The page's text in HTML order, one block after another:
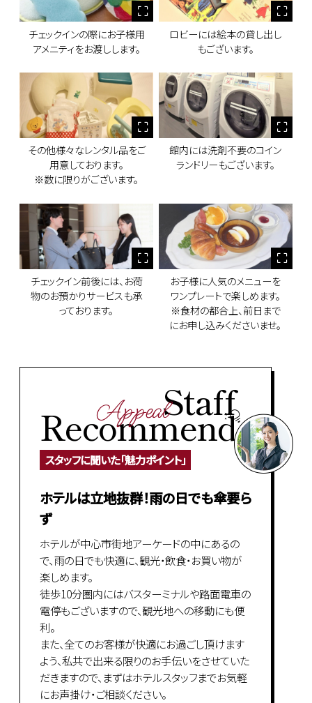
チェックインの際にお子様用
アメニティをお渡しします。
ロビーには絵本の貸し出し
もございます。
その他様々なレンタル品をご
用意しております。
※数に限りがございます。
館内には洗剤不要のコイン
ランドリーもございます。
チェックイン前後には、お荷
物のお預かりサービスも承
っております。
お子様に人気のメニューを
ワンプレートで楽しめます。
※食材の都合上、前日まで
にお申し込みくださいませ。
AppealStaff
Recommend
スタッフに聞いた「魅力ポイント」
ホテルは立地抜群！雨の日でも傘要ら
ず
ホテルが中心市街地アーケードの中にあるの
で、雨の日でも快適に、観光・飲食・お買い物が
楽しめます。
徒歩10分圏内にはバスターミナルや路面電車の
電停もございますので、観光地への移動にも便
利。
また、全てのお客様が快適にお過ごし頂けます
よう、私共で出来る限りのお手伝いをさせていた
だきますので、まずはホテルスタッフまでお気軽
にお声掛け・ご相談ください。